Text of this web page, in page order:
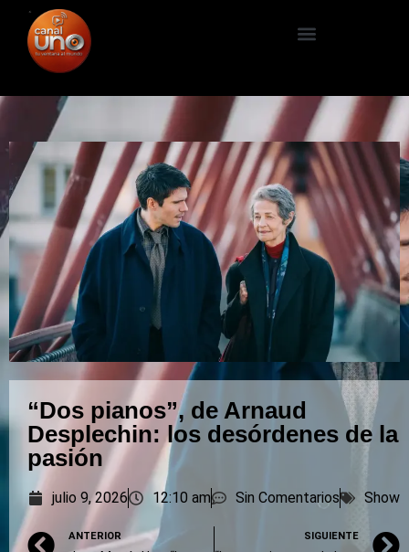
“Dos pianos”, de Arnaud
Desplechin: los desórdenes de la
pasión
julio 9, 2026 12:10 am Sin Comentarios Show
ANTERIOR SIGUIENTE